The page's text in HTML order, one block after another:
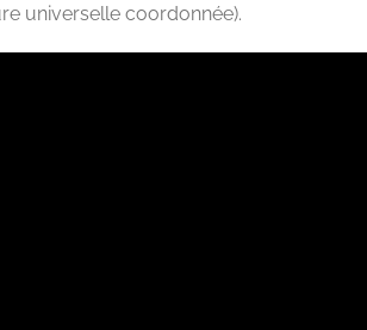
universelle coordonnée).